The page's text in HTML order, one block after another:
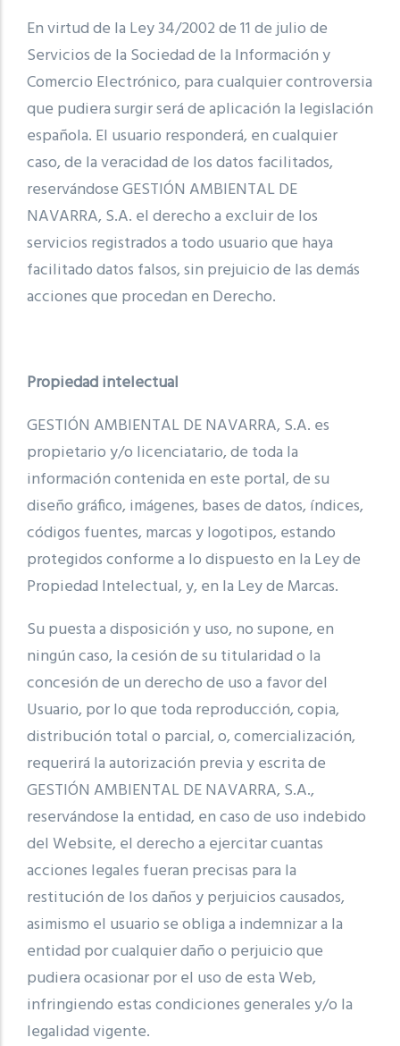
En virtud de la Ley 34/2002 de 11 de julio de
Servicios de la Sociedad de la Información y
Comercio Electrónico, para cualquier controversia
que pudiera surgir será de aplicación la legislación
española. El usuario responderá, en cualquier
caso, de la veracidad de los datos facilitados,
reservándose GESTIÓN AMBIENTAL DE
NAVARRA, S.A. el derecho a excluir de los
servicios registrados a todo usuario que haya
facilitado datos falsos, sin prejuicio de las demás
acciones que procedan en Derecho.
Propiedad intelectual
GESTIÓN AMBIENTAL DE NAVARRA, S.A. es
propietario y/o licenciatario, de toda la
información contenida en este portal, de su
diseño gráfico, imágenes, bases de datos, índices,
códigos fuentes, marcas y logotipos, estando
protegidos conforme a lo dispuesto en la Ley de
Propiedad Intelectual, y, en la Ley de Marcas.
Su puesta a disposición y uso, no supone, en
ningún caso, la cesión de su titularidad o la
concesión de un derecho de uso a favor del
Usuario, por lo que toda reproducción, copia,
distribución total o parcial, o, comercialización,
requerirá la autorización previa y escrita de
GESTIÓN AMBIENTAL DE NAVARRA, S.A.,
reservándose la entidad, en caso de uso indebido
del Website, el derecho a ejercitar cuantas
acciones legales fueran precisas para la
restitución de los daños y perjuicios causados,
asimismo el usuario se obliga a indemnizar a la
entidad por cualquier daño o perjuicio que
pudiera ocasionar por el uso de esta Web,
infringiendo estas condiciones generales y/o la
legalidad vigente.